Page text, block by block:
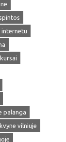
palanga
vilniuje